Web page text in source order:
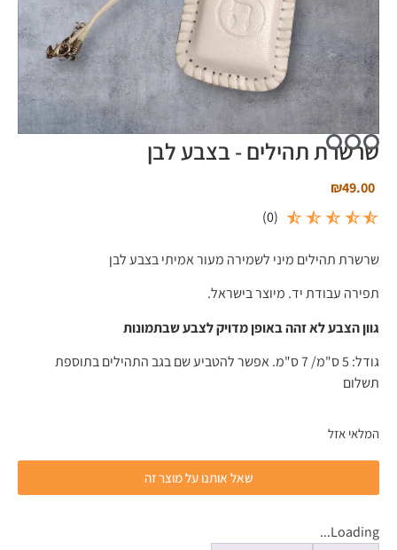
שרשרת תהילים - בצבע לבן
₪49.00
(
0
)
שרשרת תהילים מיני לשמירה מעור אמיתי בצבע לבן
תפירה עבודת יד. מיוצר בישראל.
גוון הצבע לא זהה באופן מדויק לצבע שבתמונות
גודל: 5 ס"מ/ 7 ס"מ. אפשר להטביע שם בגב התהילים בתוספת
תשלום
המלאי אזל
שאל אותנו על מוצר זה
Loading...